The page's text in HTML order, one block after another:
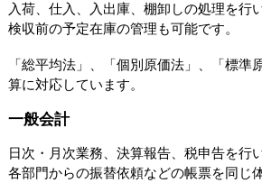
入荷、仕入、入出庫、棚卸しの処理を行
検収前の予定在庫の管理も可能です。
「総平均法」、「個別原価法」、「標準
算に対応しています。
一般会計
日次・月次業務、決算報告、税申告を行
各部門からの振替依頼などの帳票を同じ